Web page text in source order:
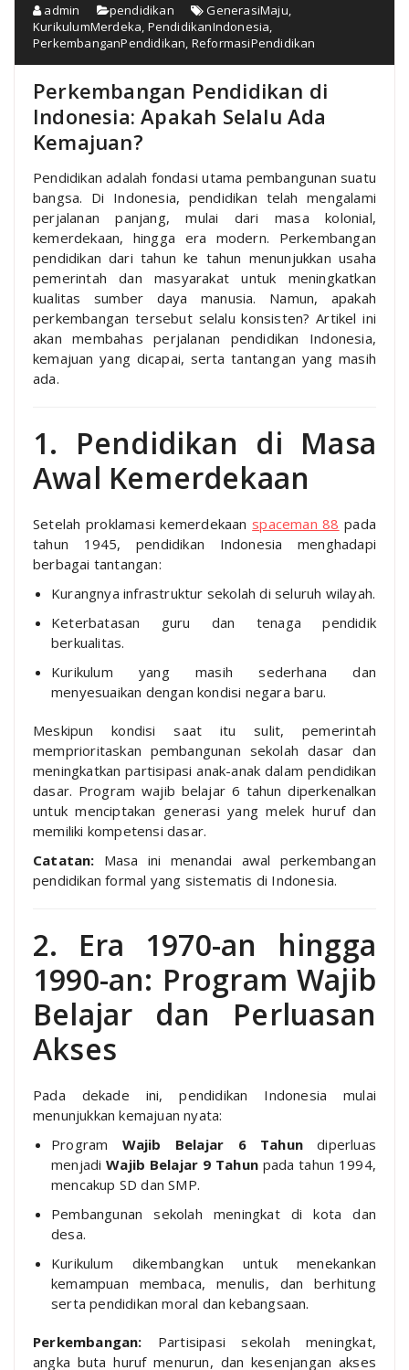
admin pendidikan GenerasiMaju
KurikulumMerdeka PendidikanIndonesia
PerkembanganPendidikan ReformasiPendidikan
Perkembangan Pendidikan di
Indonesia: Apakah Selalu Ada
Kemajuan?
Pendidikan adalah fondasi utama pembangunan suatu
bangsa. Di Indonesia, pendidikan telah mengalami
perjalanan panjang, mulai dari masa kolonial,
kemerdekaan, hingga era modern. Perkembangan
pendidikan dari tahun ke tahun menunjukkan usaha
pemerintah dan masyarakat untuk meningkatkan
kualitas sumber daya manusia. Namun, apakah
perkembangan tersebut selalu konsisten? Artikel ini
akan membahas perjalanan pendidikan Indonesia,
kemajuan yang dicapai, serta tantangan yang masih
ada.
1. Pendidikan di Masa
Awal Kemerdekaan
Setelah proklamasi kemerdekaan spaceman 88 pada
tahun 1945, pendidikan Indonesia menghadapi
berbagai tantangan:
Kurangnya infrastruktur sekolah di seluruh wilayah.
Keterbatasan guru dan tenaga pendidik
berkualitas.
Kurikulum yang masih sederhana dan
menyesuaikan dengan kondisi negara baru.
Meskipun kondisi saat itu sulit, pemerintah
memprioritaskan pembangunan sekolah dasar dan
meningkatkan partisipasi anak-anak dalam pendidikan
dasar. Program wajib belajar 6 tahun diperkenalkan
untuk menciptakan generasi yang melek huruf dan
memiliki kompetensi dasar.
Catatan: Masa ini menandai awal perkembangan
pendidikan formal yang sistematis di Indonesia.
2. Era 1970-an hingga
1990-an: Program Wajib
Belajar dan Perluasan
Akses
Pada dekade ini, pendidikan Indonesia mulai
menunjukkan kemajuan nyata:
Program Wajib Belajar 6 Tahundiperluas
menjadiWajib Belajar 9 Tahunpada tahun 1994,
mencakup SD dan SMP.
Pembangunan sekolah meningkat di kota dan
desa.
Kurikulum dikembangkan untuk menekankan
kemampuan membaca, menulis, dan berhitung
serta pendidikan moral dan kebangsaan.
Perkembangan: Partisipasi sekolah meningkat,
angka buta huruf menurun, dan kesenjangan akses